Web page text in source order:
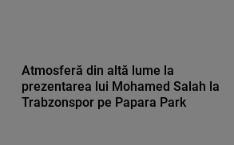
Atmosferă din altă lume la
prezentarea lui Mohamed Salah la
Trabzonspor pe Papara Park